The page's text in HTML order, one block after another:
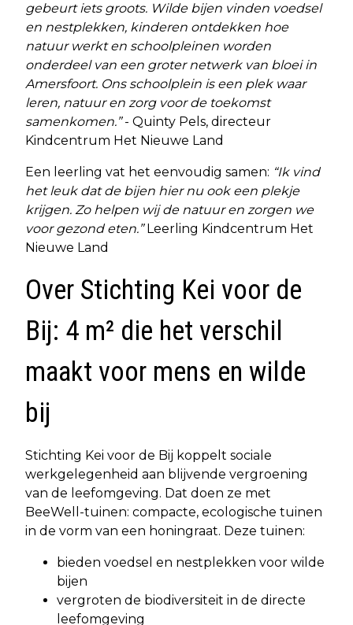
gebeurt iets groots. Wilde bijen vinden voedsel
en nestplekken, kinderen ontdekken hoe
natuur werkt en schoolpleinen worden
onderdeel van een groter netwerk van bloei in
Amersfoort. Ons schoolplein is een plek waar
leren, natuur en zorg voor de toekomst
samenkomen.”- Quinty Pels, directeur
Kindcentrum Het Nieuwe Land
Een leerling vat het eenvoudig samen: “Ik vind
het leuk dat de bijen hier nu ook een plekje
krijgen. Zo helpen wij de natuur en zorgen we
voor gezond eten.”Leerling Kindcentrum Het
Nieuwe Land
Over Stichting Kei voor de
Bij: 4 m² die het verschil
maakt voor mens en wilde
bij
Stichting Kei voor de Bij koppelt sociale
werkgelegenheid aan blijvende vergroening
van de leefomgeving. Dat doen ze met
BeeWell-tuinen: compacte, ecologische tuinen
in de vorm van een honingraat. Deze tuinen:
bieden voedsel en nestplekken voor wilde
bijen
vergroten de biodiversiteit in de directe
leefomgeving